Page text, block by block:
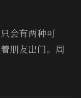
会有两种可
朋友出门。周